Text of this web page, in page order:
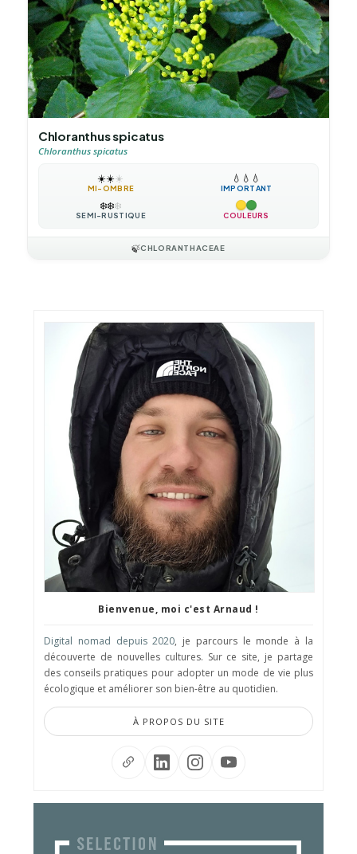
Chloranthus spicatus
Chloranthus spicatus
☀️☀️☀️
MI-OMBRE
💧 💧 💧
IMPORTANT
❄️❄️❄️
SEMI-RUSTIQUE COULEURS
🍃CHLORANTHACEAE
Bienvenue, moi c'est Arnaud !
Digital nomad depuis 2020, je parcours le monde à la
découverte de nouvelles cultures. Sur ce site, je partage
des conseils pratiques pour adopter un mode de vie plus
écologique et améliorer son bien-être au quotidien.
À PROPOS DU SITE